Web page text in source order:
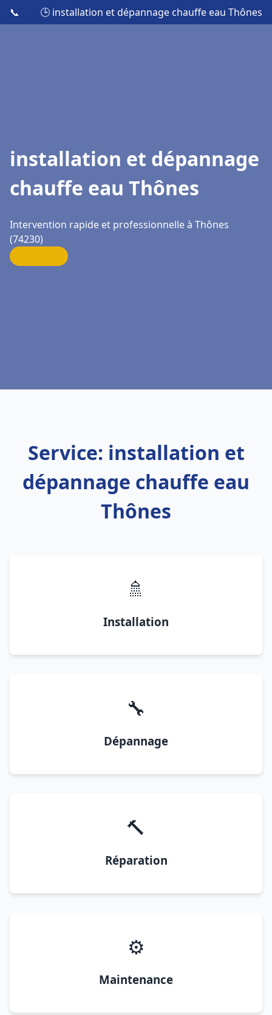
📞 🕒 installation et dépannage chauffe eau Thônes
installation et dépannage
chauffe eau Thônes
Intervention rapide et professionnelle à Thônes
(74230)
Service: installation et
dépannage chauffe eau
Thônes
🚿
Installation
🔧
Dépannage
🔨
Réparation
⚙️
Maintenance